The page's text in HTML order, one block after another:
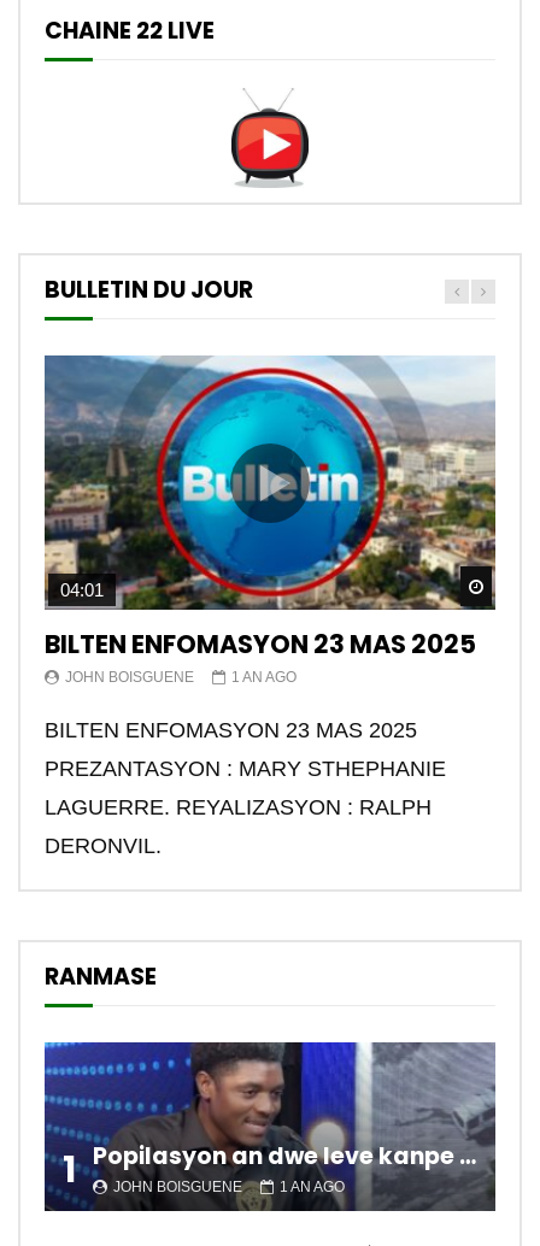
CHAINE 22 LIVE
BULLETIN DU JOUR
04:01
BILTEN ENFOMASYON 23 MAS 2025
JOHN BOISGUENE 1 AN AGO
BILTEN ENFOMASYON 23 MAS 2025
PREZANTASYON : MARY STHEPHANIE
LAGUERRE. REYALIZASYON : RALPH
DERONVIL.
RANMASE
1 Popilasyon an dwe leve kanpe pou chanje sitiyasyon kawotik l’ap viv nan peyi a.
JOHN BOISGUENE 1 AN AGO